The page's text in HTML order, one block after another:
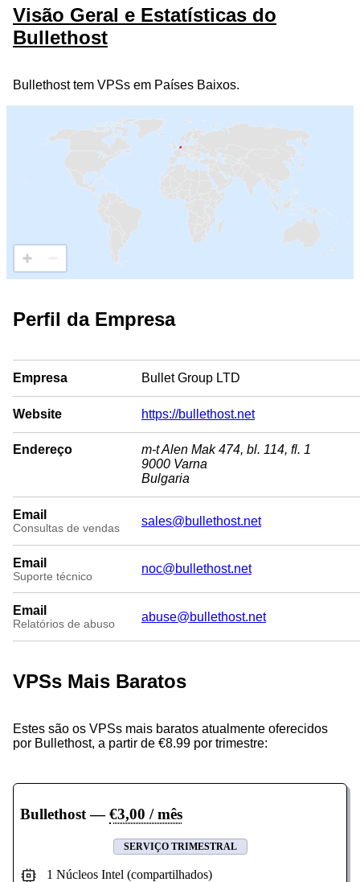
Visão Geral e Estatísticas do
Bullethost
Bullethost tem VPSs em Países Baixos.
Perfil da Empresa
Empresa Bullet Group LTD
Website https://bullethost.net
Endereço
m-t Alen Mak 474, bl. 114, fl. 1
9000 Varna
Bulgaria
Email
Consultas de vendas
sales@bullethost.net
Email
Suporte técnico
noc@bullethost.net
Email
Relatórios de abuso
abuse@bullethost.net
VPSs Mais Baratos
Estes são os VPSs mais baratos atualmente oferecidos
por Bullethost, a partir de €8.99 por trimestre:
Bullethost—€3,00 / mês
SERVIÇO TRIMESTRAL
1 Núcleos Intel (compartilhados)